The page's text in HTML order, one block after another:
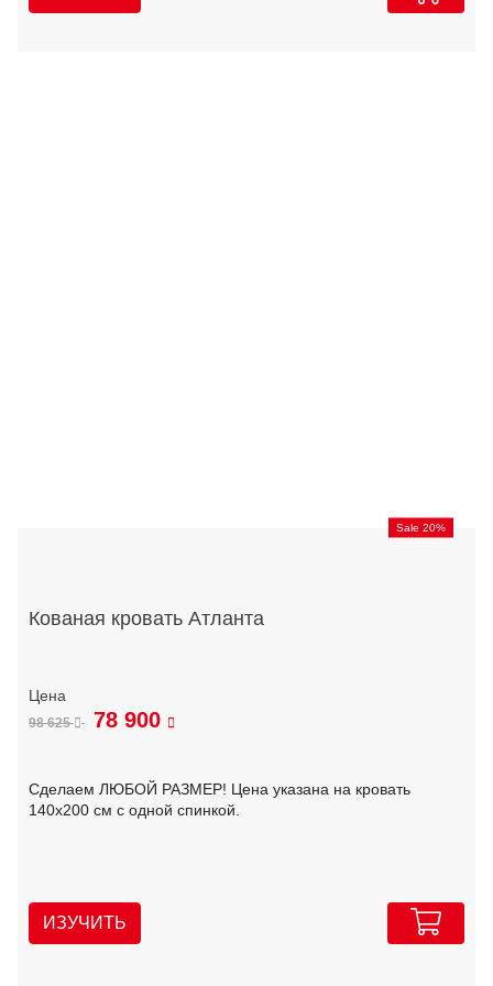
Sale 20%
Кованая кровать Атланта
98 625 78 900
Сделаем ЛЮБОЙ РАЗМЕР! Цена указана на кровать
140х200 см с одной спинкой.
ИЗУЧИТЬ